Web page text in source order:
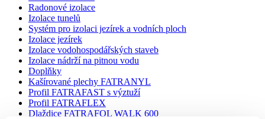
Radonové izolace
Izolace tunelů
Systém pro izolaci jezírek a vodních ploch
Izolace jezírek
Izolace vodohospodářských staveb
Izolace nádrží na pitnou vodu
Doplňky
Kašírované plechy FATRANYL
Profil FATRAFAST s výztuží
Profil FATRAFLEX
Dlaždice FATRAFOL WALK 600